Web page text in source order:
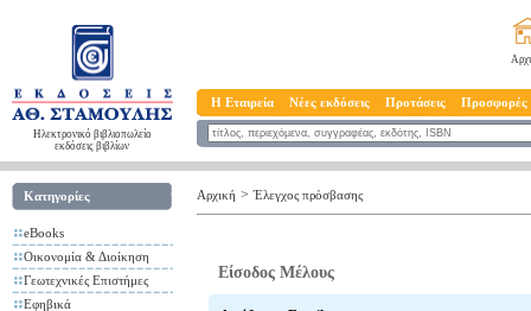
Ηλεκτρονικό βιβλιοπωλείο
εκδόσεις βιβλίων
Η Εταιρεία Νέες εκδόσεις Προτάσεις Προσφορές
Κατηγορίες
eBooks
Οικονομία & Διοίκηση
Γεωτεχνικές Επιστήμες
Εφηβικά
Αρχική > Έλεγχος πρόσβασης
Είσοδος Μέλους